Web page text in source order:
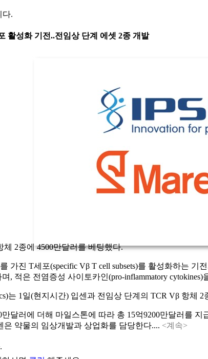
다.
활성화 기전..전임상 단계 에셋 2종 개발
체 2종에 4500만달러를 베팅했다.
진 T세포(specific Vβ T cell subsets)를 활성화하는 기
, 적은 전염증성 사이토카인(pro-inflammatory
는 1일(현지시간) 입센과 전임상 단계의 TCR Vβ 항체
달러에 더해 마일스톤에 따라 총 15억9200만달러를
약물의 임상개발과 상업화를 담당한다.... <계속>